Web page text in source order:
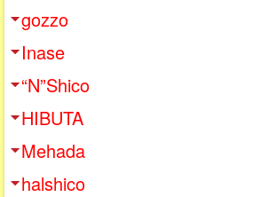
gozzo
Inase
“N”Shico
HIBUTA
Mehada
halshico